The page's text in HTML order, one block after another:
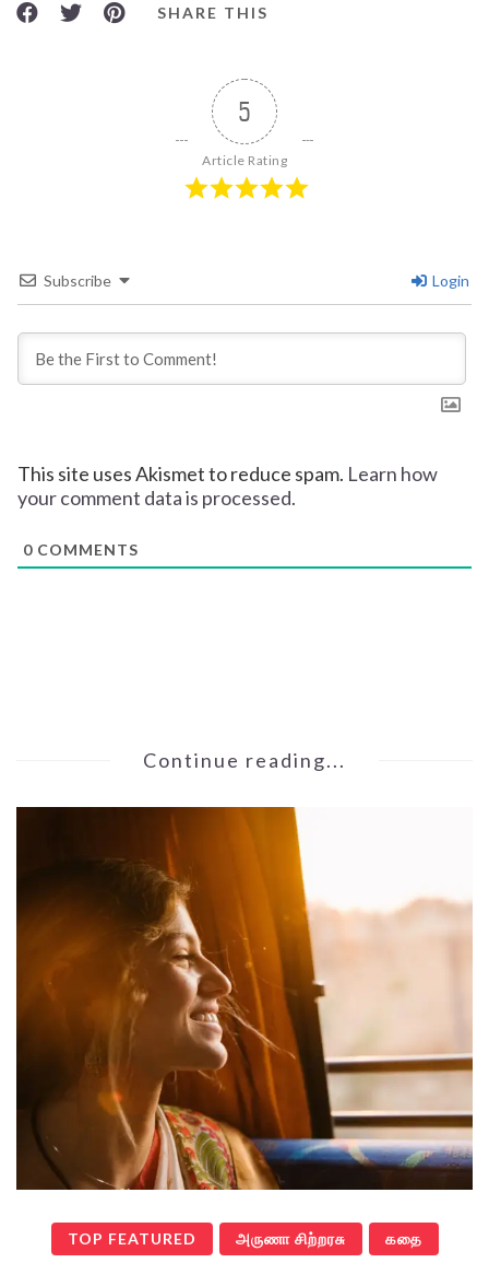
SHARE THIS
5
Article Rating
Subscribe Login
This site uses Akismet to reduce spam. Learn how
your comment data is processed.
0 COMMENTS
Continue reading...
TOP FEATURED அருணா சிற்றரசு கதை